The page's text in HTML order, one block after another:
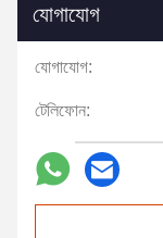
যোগাযোগ
যোগাযোগ:
টেলিফোন: